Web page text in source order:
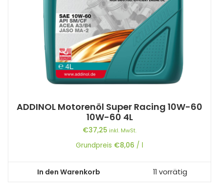
ADDINOL Motorenöl Super Racing 10W-60
10W-60 4L
€37,25 inkl. MwSt.
Grundpreis €8,06 / l
In den Warenkorb 11 vorrätig